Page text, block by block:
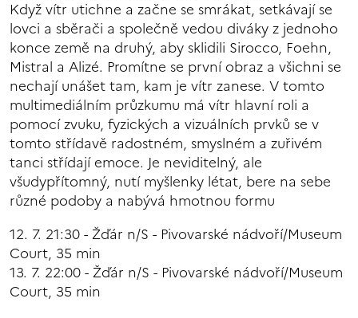
Když vítr utichne a začne se smrákat, setkávají se
lovci a sběrači a společně vedou diváky z jednoho
konce země na druhý, aby sklidili Sirocco, Foehn,
Mistral a Alizé. Promítne se první obraz a všichni se
nechají unášet tam, kam je vítr zanese. V tomto
multimediálním průzkumu má vítr hlavní roli a
pomocí zvuku, fyzických a vizuálních prvků se v
tomto střídavě radostném, smyslném a zuřivém
tanci střídají emoce. Je neviditelný, ale
všudypřítomný, nutí myšlenky létat, bere na sebe
různé podoby a nabývá hmotnou formu
12. 7. 21:30 - Žďár n/S - Pivovarské nádvoří/Museum
Court, 35 min
13. 7. 22:00 - Žďár n/S - Pivovarské nádvoří/Museum
Court, 35 min